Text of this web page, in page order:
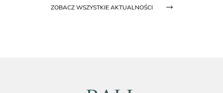
ZOBACZ WSZYSTKIE AKTUALNOŚCI